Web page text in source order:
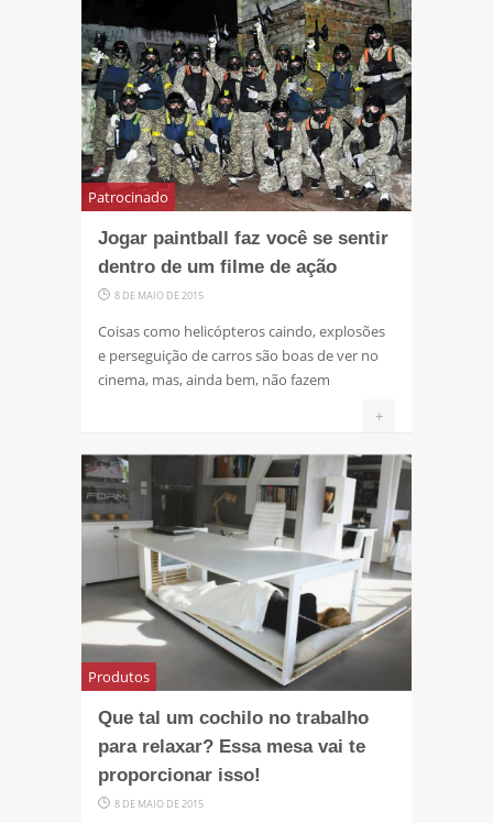
Patrocinado
Jogar paintball faz você se sentir
dentro de um filme de ação
8 DE MAIO DE 2015
Coisas como helicópteros caindo, explosões
e perseguição de carros são boas de ver no
cinema, mas, ainda bem, não fazem
+
Produtos
Que tal um cochilo no trabalho
para relaxar? Essa mesa vai te
proporcionar isso!
8 DE MAIO DE 2015